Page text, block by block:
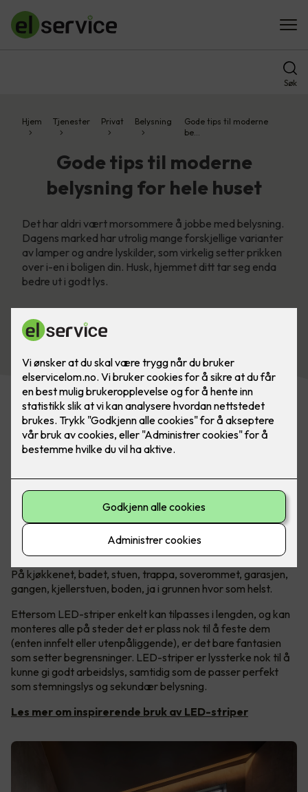
Søk
Hjem Tjenester Privat Belysning
Gode tips til moderne
be…
Gode tips til moderne
belysning for hele huset
Det har aldri vært morsommere å jobbe med belysning.
Dagens marked har utrolig mange forskjellige varianter
av lamper og andre lyskilder, som virkelig setter prikken
over i-en i boligen din. Husk, hjemmet ditt tar seg enda
bedre ut i godt lys.
Se vårt utvalg av belysning
Uendelige muligheter med LED-
striper!
Lang levetid, lavt strømforbruk og lav varmeutvikling, gjør
LED-lyskilder svært allsidige. Det gjelder kanskje mest av
alt når man snakker om LED-striper.
Hvor passer LED-striper?
På kjøkkenet, badet, stuen, trappa, soverommet, garasjen,
gangen, kjellerstuen, boden, ja i grunnen hvor som helst.
Ettersom LED-striper enkelt kan tilpasses i lengden, og kan
monteres alle på steder det er plass nok til å feste dem
(enten innfelt eller utenpåliggende), er det bare fantasien
som setter begrensninger. LED-striper er lyssterke nok til å
kunne gi godt arbeidslys, samtidig som de passer perfekt
som stemningslys og sekundær belysning.
Les mer om inspirerende bruk av LED-striper